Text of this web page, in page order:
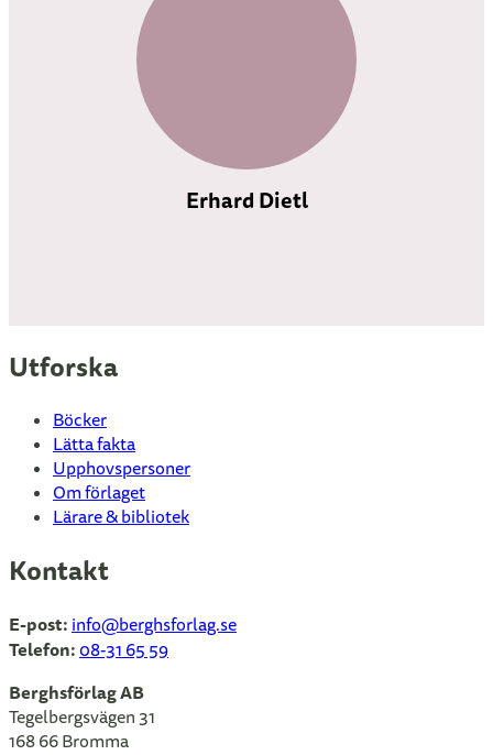
Erhard Dietl
Utforska
Böcker
Lätta fakta
Upphovspersoner
Om förlaget
Lärare & bibliotek
Kontakt
E-post: info@berghsforlag.se
Telefon:08-31 65 59
Berghsförlag AB
Tegelbergsvägen 31
168 66 Bromma